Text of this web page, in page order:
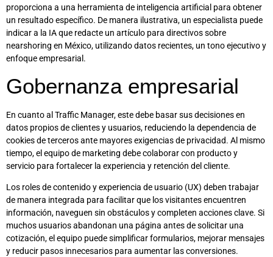
proporciona a una herramienta de inteligencia artificial para obtener
un resultado específico. De manera ilustrativa, un especialista puede
indicar a la IA que redacte un artículo para directivos sobre
nearshoring en México, utilizando datos recientes, un tono ejecutivo y
enfoque empresarial.
Gobernanza empresarial
En cuanto al Traffic Manager, este debe basar sus decisiones en
datos propios de clientes y usuarios, reduciendo la dependencia de
cookies de terceros ante mayores exigencias de privacidad. Al mismo
tiempo, el equipo de marketing debe colaborar con producto y
servicio para fortalecer la experiencia y retención del cliente.
Los roles de contenido y experiencia de usuario (UX) deben trabajar
de manera integrada para facilitar que los visitantes encuentren
información, naveguen sin obstáculos y completen acciones clave. Si
muchos usuarios abandonan una página antes de solicitar una
cotización, el equipo puede simplificar formularios, mejorar mensajes
y reducir pasos innecesarios para aumentar las conversiones.